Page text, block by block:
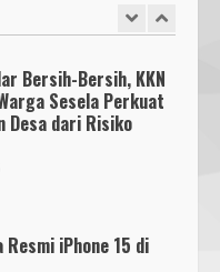
Bersih-Bersih, KKN
Sesela Perkuat
Desa dari Risiko
iPhone 15 di